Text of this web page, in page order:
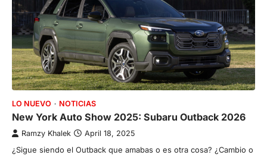
LO NUEVO NOTICIAS
New York Auto Show 2025: Subaru Outback 2026
Ramzy Khalek April 18, 2025
¿Sigue siendo el Outback que amabas o es otra cosa? ¿Cambio o